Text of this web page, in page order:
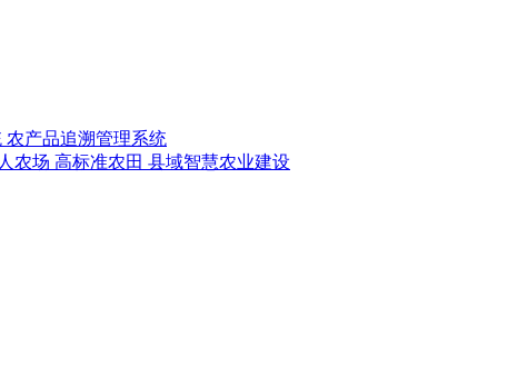
农产品追溯管理系统
农场 高标准农田 县域智慧农业建设